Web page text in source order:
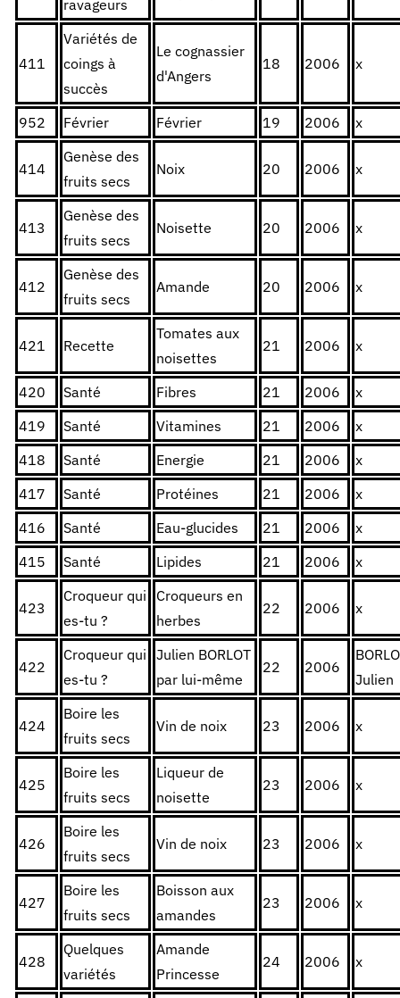
ravageurs
411
Variétés de
coings à
succès
Le cognassier
d'Angers
18 2006 x
952 Février Février 19 2006 x
414
Genèse des
fruits secs
Noix 20 2006 x
413
Genèse des
fruits secs
Noisette 20 2006 x
412
Genèse des
fruits secs
Amande 20 2006 x
421 Recette
Tomates aux
noisettes
21 2006 x
420 Santé Fibres 21 2006
x
419
Santé Vitamines 21 2006
x
418
Santé Energie 21 2006
x
417
Santé Protéines 21 2006
x
416
Santé Eau-glucides 21 2006
x
415
Santé Lipides 21 2006 x
423
Croqueur qui
es-tu ?
Croqueurs en
herbes
22 2006 x
422
Croqueur qui
es-tu ?
Julien BORLOT
par lui-même
22 2006
Julien
424
Boire les
fruits secs
Vin de noix 23 2006 x
425
Boire les
fruits secs
Liqueur de
noisette
23 2006 x
426
Boire les
fruits secs
Vin de noix 23 2006 x
427
Boire les
fruits secs
Boisson aux
amandes
23 2006 x
428
Quelques
variétés
Amande
Princesse
24 2006 x